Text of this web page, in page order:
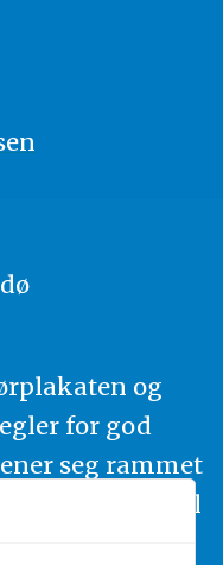
og
for god
seg rammet
oppfordres til
Du kan